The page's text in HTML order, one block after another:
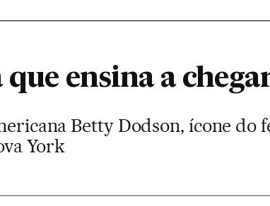
ensina a
Betty Dodson, ícone do
York